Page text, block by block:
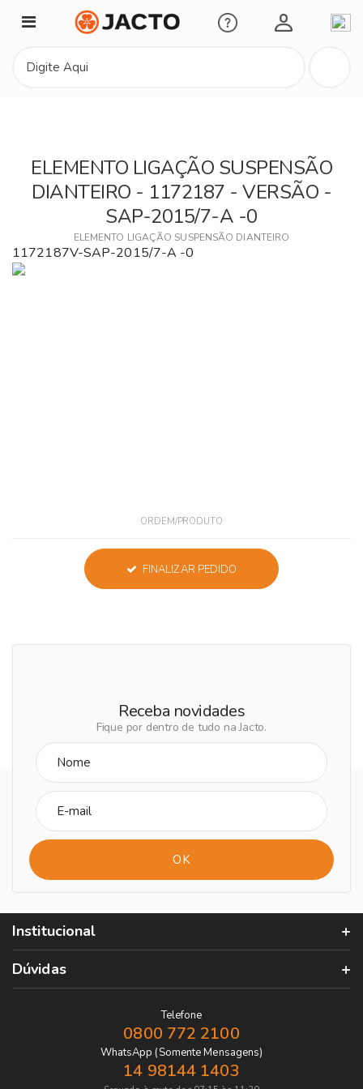
Minha Conta
ELEMENTO LIGAÇÃO SUSPENSÃO
DIANTEIRO - 1172187 - VERSÃO -
SAP-2015/7-A -0
ELEMENTO LIGAÇÃO SUSPENSÃO DIANTEIRO
1172187V-SAP-2015/7-A -0
ORDEM/PRODUTO
FINALIZAR PEDIDO
Receba novidades
Fique por dentro de tudo na Jacto.
Institucional
Dúvidas
Telefone
0800 772 2100
WhatsApp (Somente Mensagens)
14 98144 1403